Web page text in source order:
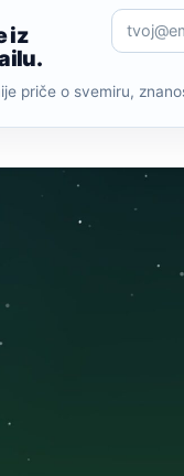
iz
priče o svemiru,